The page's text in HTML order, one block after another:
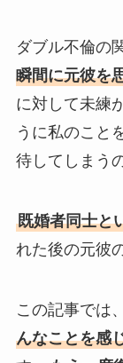
ダブル不倫の
瞬間に元彼を
に対して未練
うに私のこと
待してしまう
既婚者同士と
れた後の元彼
この記事では、
んなことを感